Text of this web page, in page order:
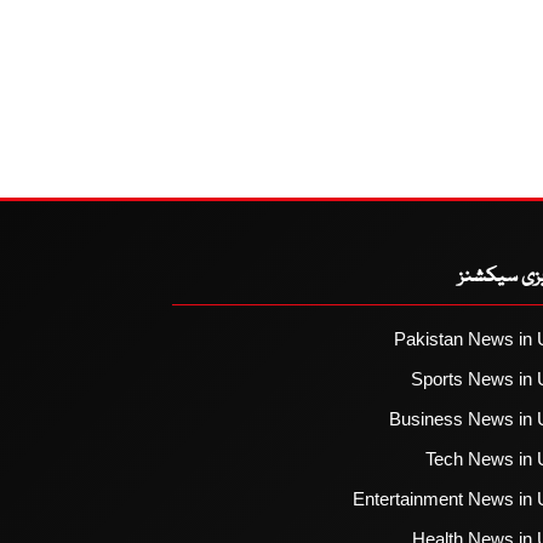
سیکشنز
Pakistan News in
Sports News in
Business News in
Tech News in
Entertainment News in